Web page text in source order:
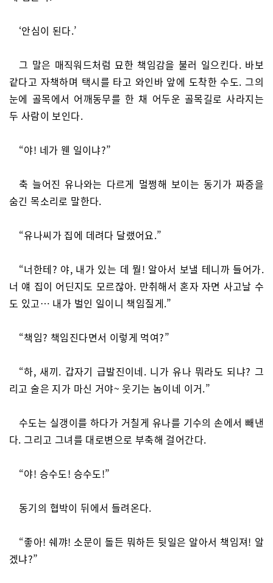
‘안심이 된다.’
그 말은 매직워드처럼 묘한 책임감을 불러 일으킨다. 바보
같다고 자책하며 택시를 타고 와인바 앞에 도착한 수도. 그의
눈에 골목에서 어깨동무를 한 채 어두운 골목길로 사라지는
두 사람이 보인다.
“야! 네가 웬 일이냐?”
축 늘어진 유나와는 다르게 멀쩡해 보이는 동기가 짜증을
숨긴 목소리로 말한다.
“유나씨가 집에 데려다 달랬어요.”
“너한테? 야, 내가 있는 데 뭘! 알아서 보낼 테니까 들어가.
너 얘 집이 어딘지도 모르잖아. 만취해서 혼자 자면 사고날 수
도 있고… 내가 벌인 일이니 책임질게.”
“책임? 책임진다면서 이렇게 먹여?”
“하, 새끼. 갑자기 급발진이네. 니가 유나 뭐라도 되냐? 그
리고 술은 지가 마신 거야~ 웃기는 놈이네 이거.”
수도는 실갱이를 하다가 거칠게 유나를 기수의 손에서 빼낸
다. 그리고 그녀를 대로변으로 부축해 걸어간다.
“야! 승수도! 승수도!”
동기의 협박이 뒤에서 들려온다.
“좋아! 쉐꺄! 소문이 돌든 뭐하든 뒷일은 알아서 책임져! 알
겠냐?”